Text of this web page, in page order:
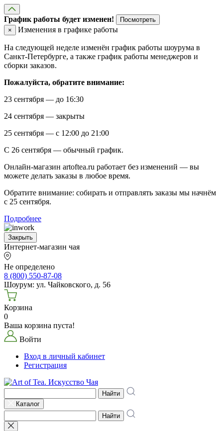
График работы будет изменен!
Посмотреть
×
Изменения в графике работы
На следующей неделе изменён график работы шоурума в
Санкт-Петербурге, а также график работы менеджеров и
сборки заказов.
Пожалуйста, обратите внимание:
23 сентября — до 16:30
24 сентября — закрыты
25 сентября — с 12:00 до 21:00
С 26 сентября — обычный график.
Онлайн-магазин artoftea.ru работает без изменений — вы
можете делать заказы в любое время.
Обратите внимание: собирать и отправлять заказы мы начнём
с 25 сентября.
Подробнее
Закрыть
Интернет-магазин чая
Не определено
8 (800) 550-87-08
Шоурум: ул. Чайковского, д. 56
Корзина
0
Ваша корзина пуста!
Войти
Вход в личный кабинет
Регистрация
Найти
Каталог
Найти